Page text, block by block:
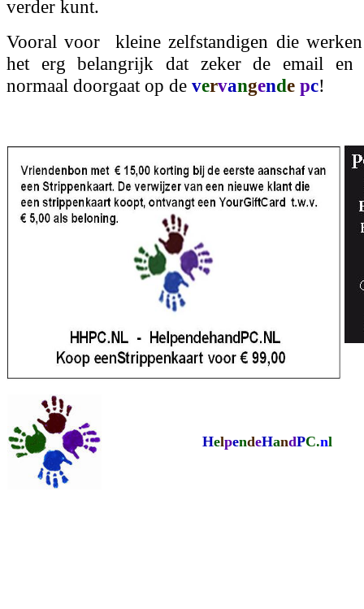
verder kunt.
Vooral voor kleine zelfstandigen die
het erg belangrijk dat zeker de email en
normaal doorgaat op de vervangende pc!
HelpendeHandPC.nl